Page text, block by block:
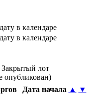
Закрытый лот
опубликован)
Дата начала ▲
▼